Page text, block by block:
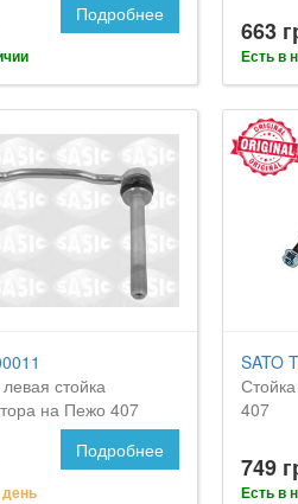
Подробнее
663
Есть в
стойка
на Пежо 407
Подробнее
SATO
407
749
Есть в